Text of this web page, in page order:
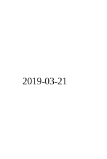
2019-03-21